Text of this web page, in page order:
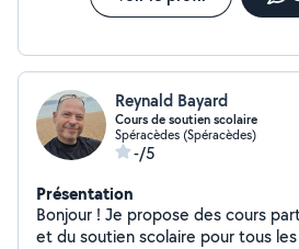
Reynald Bayard
Cours de soutien scolaire
Spéracèdes (Spéracèdes)
-/5
Présentation
Bonjour ! Je propose des cours
et du soutien scolaire pour tous